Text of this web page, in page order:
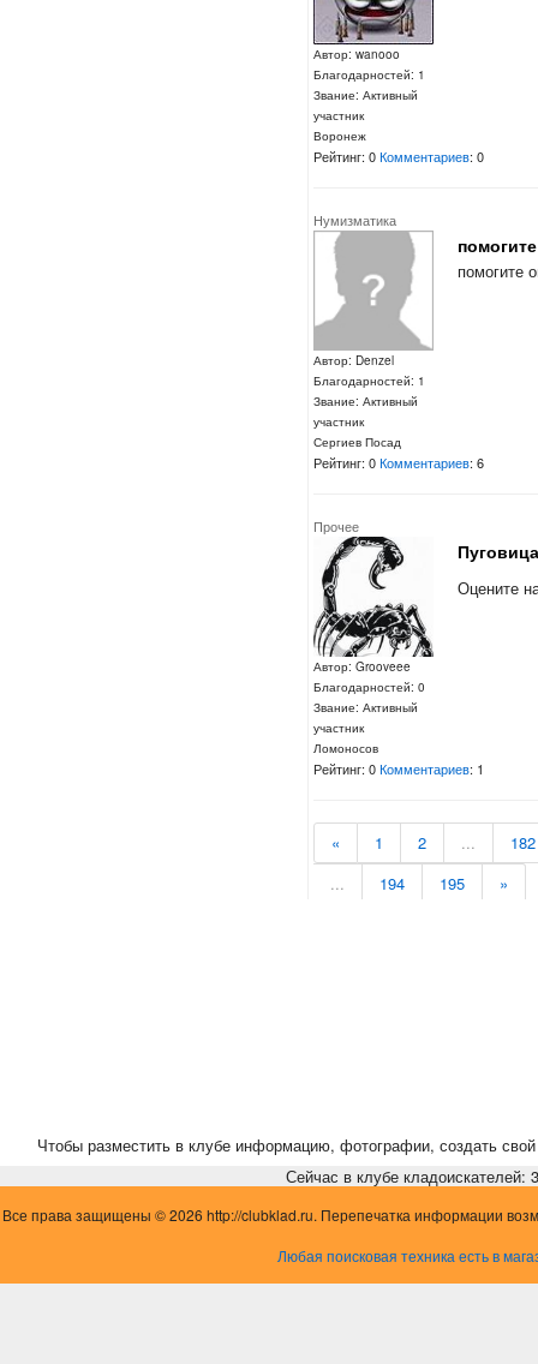
Автор: wanooo
Благодарностей: 1
Звание: Активный
участник
Воронеж
Рейтинг: 0Комментариев: 0
Нумизматика
Автор: Denzel
Благодарностей: 1
Звание: Активный
участник
Сергиев Посад
помогите
Рейтинг: 0Комментариев: 6
Прочее
Автор: Grooveee
Благодарностей: 0
Звание: Активный
участник
Ломоносов
Оцените
Рейтинг: 0Комментариев: 1
« 1 2 ...
182
...
194 195 »
Чтобы разместить в клубе информацию, фотографии, создать свой
Сейчас в клубе кладоискателей:
Все права защищены © 2026 http://clubklad.ru. Перепечатка информации
Любая поисковая техника есть в